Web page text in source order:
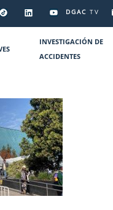
DGAC TV
INVESTIGACIÓN DE
ACCIDENTES